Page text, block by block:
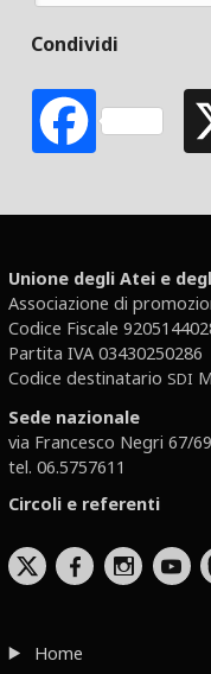
Condividi
Unione degli Atei e
Associazione di
Codice Fiscale
Partita IVA 03430250286
Codice destinatario SDI
Sede nazionale
via Francesco Negri 67/
tel. 06.5757611
Circoli e referenti
b x r
Home